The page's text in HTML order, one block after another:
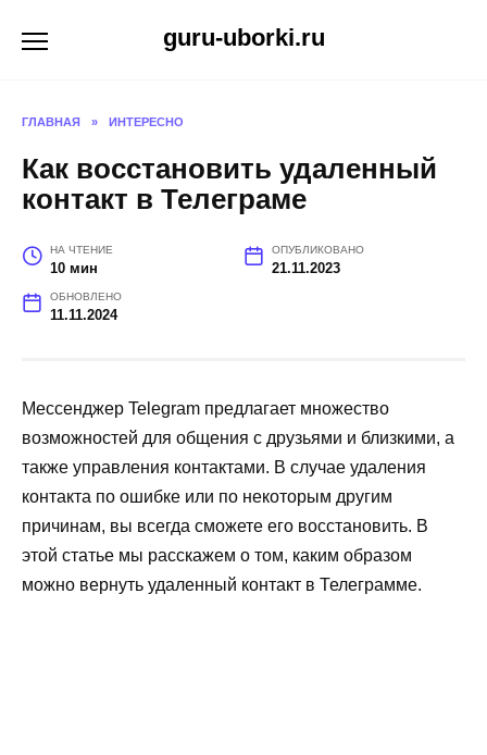
guru-uborki.ru
ГЛАВНАЯ » ИНТЕРЕСНО
Как восстановить удаленный
контакт в Телеграме
НА ЧТЕНИЕ
10 мин
ОПУБЛИКОВАНО
21.11.2023
ОБНОВЛЕНО
11.11.2024
Мессенджер Telegram предлагает множество
возможностей для общения с друзьями и близкими, а
также управления контактами. В случае удаления
контакта по ошибке или по некоторым другим
причинам, вы всегда сможете его восстановить. В
этой статье мы расскажем о том, каким образом
можно вернуть удаленный контакт в Телеграмме.